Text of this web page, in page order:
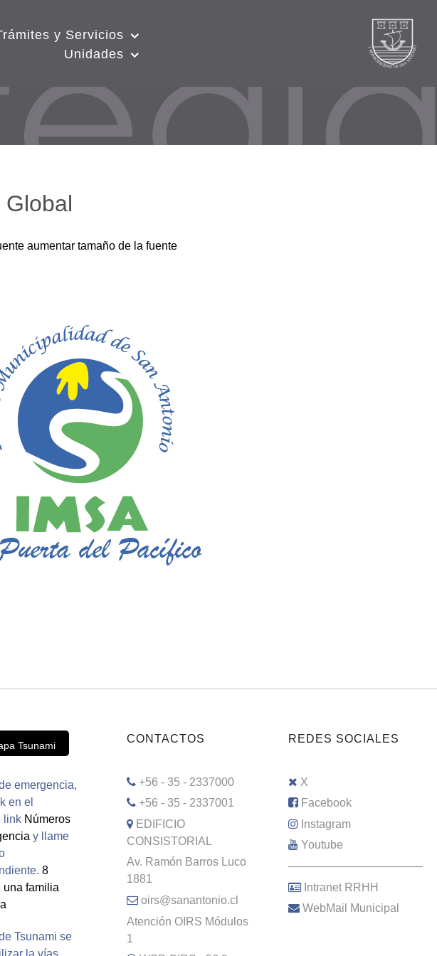
y Servicios
Unidades
aumentar tamaño de la fuente
Tsunami
emergencia,
en el
link Números
y llame
8
una familia
Tsunami se
la vías
CONTACTOS
+56 - 35 - 2337000
+56 - 35 - 2337001
EDIFICIO
CONSISTORIAL
Av. Ramón Barros Luco
1881
oirs@sanantonio.cl
Atención OIRS Módulos
1
REDES SOCIALES
X
Facebook
Instagram
Youtube
–––––––––––––––––––––
Intranet RRHH
WebMail Municipal